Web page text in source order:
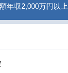
額年収2,000万円